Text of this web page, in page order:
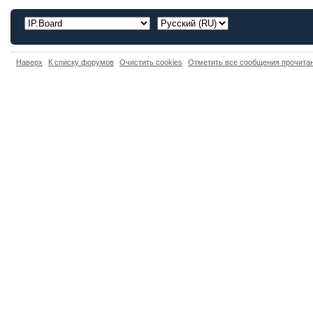
Наверх К списку форумов Очистить cookies Отметить все сообщения